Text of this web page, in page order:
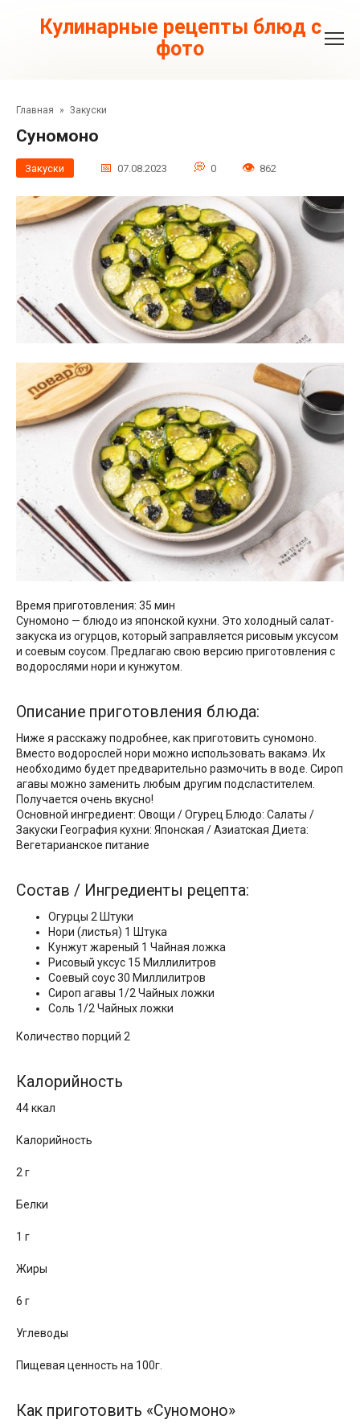
контентуКулинарные рецепты блюд с
фото
Главная » Закуски
Суномоно
Закуски 07.08.2023 0 862
Время приготовления: 35 мин
Суномоно — блюдо из японской кухни. Это холодный салат-
закуска из огурцов, который заправляется рисовым уксусом
и соевым соусом. Предлагаю свою версию приготовления с
водорослями нори и кунжутом.
Описание приготовления блюда:
Ниже я расскажу подробнее, как приготовить суномоно.
Вместо водорослей нори можно использовать вакамэ. Их
необходимо будет предварительно размочить в воде. Сироп
агавы можно заменить любым другим подсластителем.
Получается очень вкусно!
Основной ингредиент: Овощи / Огурец Блюдо: Салаты /
Закуски География кухни: Японская / Азиатская Диета:
Вегетарианское питание
Состав / Ингредиенты рецепта:
Огурцы 2 Штуки
Нори (листья) 1 Штука
Кунжут жареный 1 Чайная ложка
Рисовый уксус 15 Миллилитров
Соевый соус 30 Миллилитров
Сироп агавы 1/2 Чайных ложки
Соль 1/2 Чайных ложки
Количество порций 2
Калорийность
44 ккал
Калорийность
2 г
Белки
1 г
Жиры
6 г
Углеводы
Пищевая ценность на 100г.
Как приготовить «Суномоно»